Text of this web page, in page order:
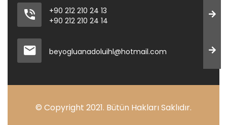
+90 212 210 24 13
+90 212 210 24 14
beyogluanadoluihl@hotmail.com
© Copyright 2021. Bütün Hakları Saklıdır.